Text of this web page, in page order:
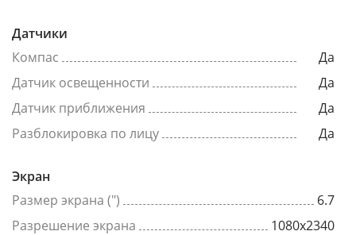
Датчики
Компас
Да
Датчик освещенности
Да
Датчик приближения
Да
Разблокировка по лицу
Да
Экран
Размер экрана (")
6.7
Разрешение экрана
1080x2340